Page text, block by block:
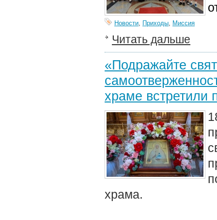
Новости, Приходы, Миссия
Читать дальше
«Подражайте
храме встретили
храма.